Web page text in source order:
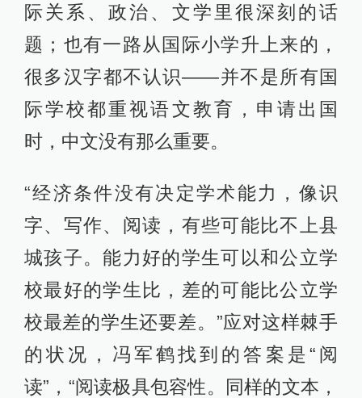
际关系、政治、文学里很深刻的话
题；也有一路从国际小学升上来的，
很多汉字都不认识——并不是所有国
际学校都重视语文教育，申请出国
时，中文没有那么重要。
“经济条件没有决定学术能力，像识
字、写作、阅读，有些可能比不上县
城孩子。能力好的学生可以和公立学
校最好的学生比，差的可能比公立学
校最差的学生还要差。”应对这样棘手
的状况，冯军鹤找到的答案是“阅
读”，“阅读极具包容性。同样的文本，